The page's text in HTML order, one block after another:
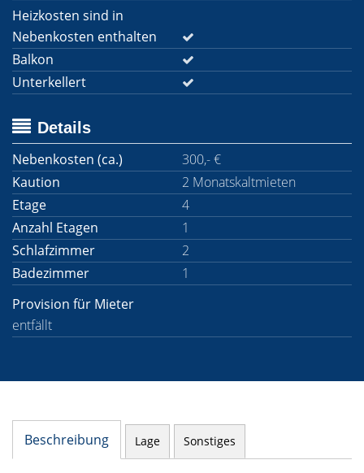
Heizkosten sind in
Nebenkosten enthalten
Balkon
Unterkellert
Details
Nebenkosten (ca.)
300,- €
Kaution
2 Monatskaltmieten
Etage
4
Anzahl Etagen
1
Schlafzimmer
2
Badezimmer
1
Provision für Mieter
entfällt
Beschreibung Lage Sonstiges